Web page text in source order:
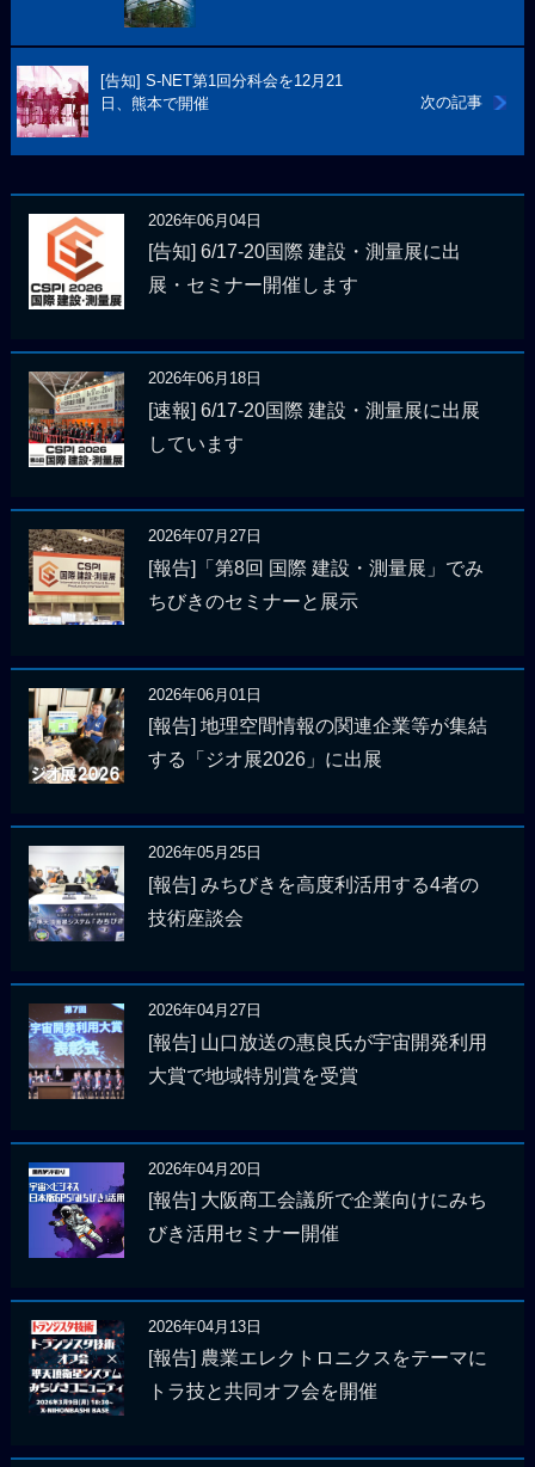
次の記事
[告知] S-NET第1回分科会を12月21
日、熊本で開催
2026年06月04日
[告知] 6/17-20国際 建設・測量展に出
展・セミナー開催します
2026年06月18日
[速報] 6/17-20国際 建設・測量展に出展
しています
2026年07月27日
[報告]「第8回 国際 建設・測量展」でみ
ちびきのセミナーと展示
2026年06月01日
[報告] 地理空間情報の関連企業等が集結
する「ジオ展2026」に出展
2026年05月25日
[報告] みちびきを高度利活用する4者の
技術座談会
2026年04月27日
[報告] 山口放送の惠良氏が宇宙開発利用
大賞で地域特別賞を受賞
2026年04月20日
[報告] 大阪商工会議所で企業向けにみち
びき活用セミナー開催
2026年04月13日
[報告] 農業エレクトロニクスをテーマに
トラ技と共同オフ会を開催